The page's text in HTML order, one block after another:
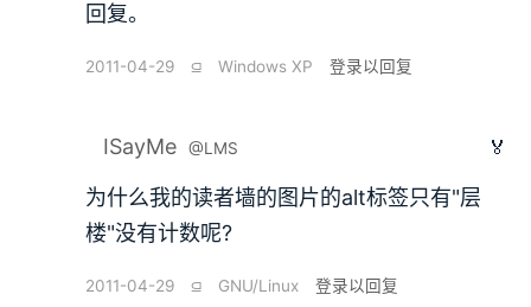
回复。
2011-04-29 ⫑ Windows XP 登录以回复
ISayMe @LMS 🏅
为什么我的读者墙的图片的alt标签只有"层
楼"没有计数呢?
2011-04-29 ⫑ GNU/Linux 登录以回复